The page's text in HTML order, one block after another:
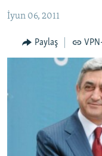
Axtarışa
keçFƏRQƏ BAX
QANUNI DOĞRU
ARAŞDIRMA
FOTOQALEREYA
İNFOQRAFIKA
OXU ZALI
AZƏRBAYCAN
HAQQIMIZDA
MISSIYAMIZ
İyun 06, 2011
Paylaş